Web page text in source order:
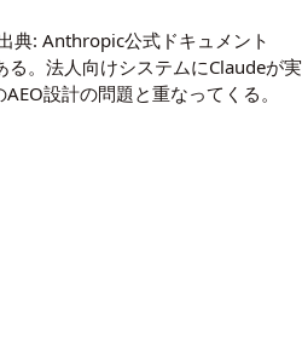
典: Anthropic公式ドキュメント
る。法人向けシステムにClaudeが実
設計の問題と重なってくる。